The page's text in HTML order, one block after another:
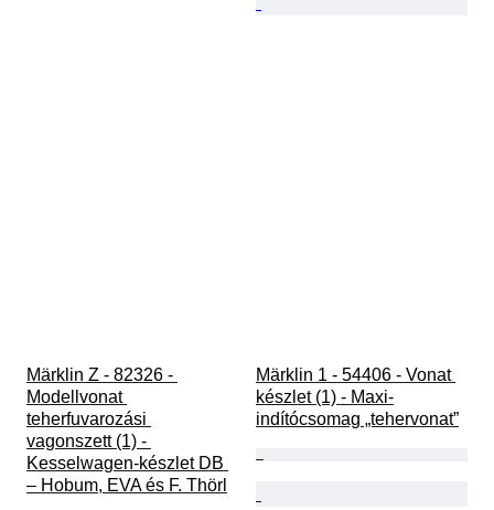
Märklin Z - 82326 -
Modellvonat
teherfuvarozási
vagonszett (1) -
Kesselwagen-készlet DB
– Hobum, EVA és F. Thörl
Märklin 1 - 54406 - Vonat
készlet (1) - Maxi-
indítócsomag „tehervonat”